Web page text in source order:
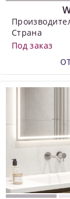
Страна
Под заказ